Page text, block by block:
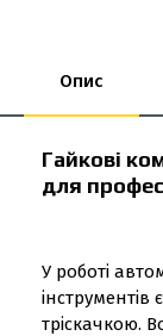
Опис
Гайкові
для
У роботі
інструментів
тріскачкою.